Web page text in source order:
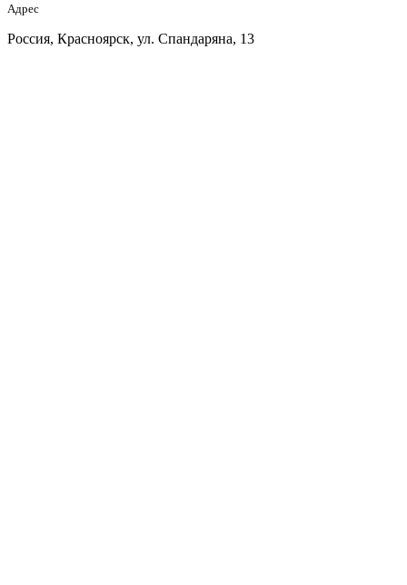
Адрес
Россия, Красноярск, ул. Спандаряна, 13